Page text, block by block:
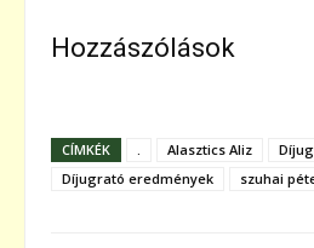
Hozzászólások
CÍMKÉK Alasztics Aliz
Díjugrató eredmények
szuhai